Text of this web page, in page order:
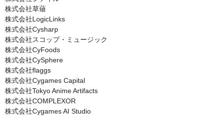
株式会社草薙
株式会社LogicLinks
株式会社Cysharp
株式会社スコップ・ミュージック
株式会社CyFoods
株式会社CySphere
株式会社flaggs
株式会社Cygames Capital
株式会社Tokyo Anime Artifacts
株式会社COMPLEXOR
株式会社Cygames AI Studio